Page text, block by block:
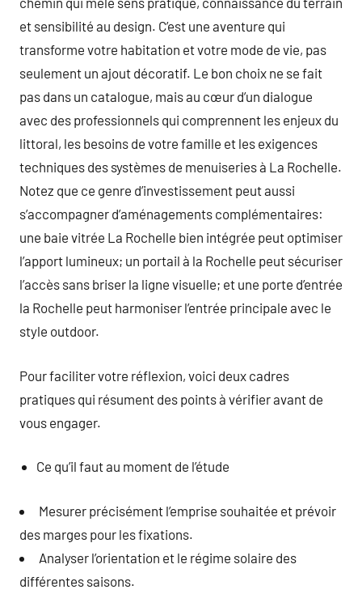
et sensibilité au design. C’est une aventure qui
transforme votre habitation et votre mode de vie, pas
seulement un ajout décoratif. Le bon choix ne se fait
pas dans un catalogue, mais au cœur d’un dialogue
avec des professionnels qui comprennent les enjeux du
littoral, les besoins de votre famille et les exigences
techniques des systèmes de menuiseries à La Rochelle.
Notez que ce genre d’investissement peut aussi
s’accompagner d’aménagements complémentaires:
une baie vitrée La Rochelle bien intégrée peut optimiser
l’apport lumineux; un portail à la Rochelle peut sécuriser
l’accès sans briser la ligne visuelle; et une porte d’entrée
la Rochelle peut harmoniser l’entrée principale avec le
style outdoor.
Pour faciliter votre réflexion, voici deux cadres
pratiques qui résument des points à vérifier avant de
vous engager.
Ce qu’il faut au moment de l’étude
Mesurer précisément l’emprise souhaitée et prévoir
des marges pour les fixations.
Analyser l’orientation et le régime solaire des
différentes saisons.